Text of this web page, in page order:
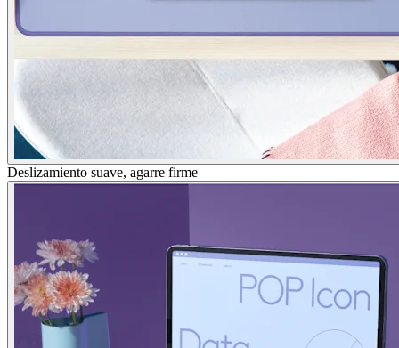
Deslizamiento suave, agarre firme